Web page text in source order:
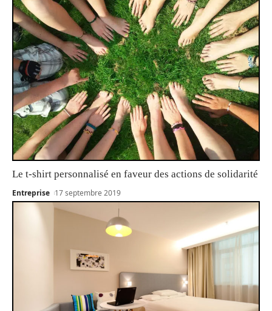
Le t-shirt personnalisé en faveur des actions de solidarité
Entreprise 17 septembre 2019